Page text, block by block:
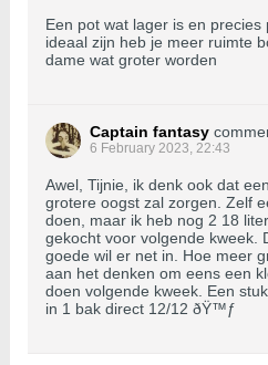
Een pot wat lager is en precies
ideaal zijn heb je meer ruimte
dame wat groter worden
Captain fantasy
6 February 2023, 22:43
Awel, Tijnie, ik denk ook dat
grotere oogst zal zorgen. Zelf
doen, maar ik heb nog 2 18
gekocht voor volgende kweek.
goede wil er net in. Hoe meer
aan het denken om eens een
doen volgende kweek. Een
in 1 bak direct 12/12 ðŸ™ƒ